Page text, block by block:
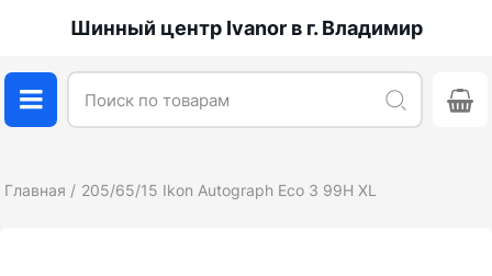
Шинный центр Ivanor в г. Владимир
Главная 205/65/15 Ikon Autograph Eco 3 99H XL